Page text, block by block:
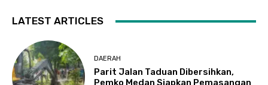
LATEST ARTICLES
DAERAH
Parit Jalan Taduan Dibersihkan,
Pemko Medan Siapkan Pemasangan